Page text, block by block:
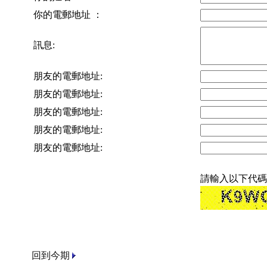
你的電郵地址 ：
訊息:
朋友的電郵地址:
朋友的電郵地址:
朋友的電郵地址:
朋友的電郵地址:
朋友的電郵地址:
請輸入以下代碼
回到今期